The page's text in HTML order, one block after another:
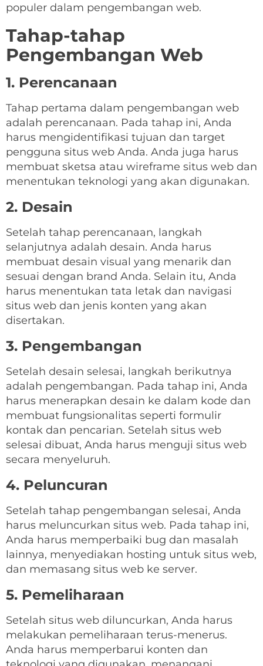
populer dalam pengembangan web.
Tahap-tahap
Pengembangan Web
1. Perencanaan
Tahap pertama dalam pengembangan web
adalah perencanaan. Pada tahap ini, Anda
harus mengidentifikasi tujuan dan target
pengguna situs web Anda. Anda juga harus
membuat sketsa atau wireframe situs web dan
menentukan teknologi yang akan digunakan.
2. Desain
Setelah tahap perencanaan, langkah
selanjutnya adalah desain. Anda harus
membuat desain visual yang menarik dan
sesuai dengan brand Anda. Selain itu, Anda
harus menentukan tata letak dan navigasi
situs web dan jenis konten yang akan
disertakan.
3. Pengembangan
Setelah desain selesai, langkah berikutnya
adalah pengembangan. Pada tahap ini, Anda
harus menerapkan desain ke dalam kode dan
membuat fungsionalitas seperti formulir
kontak dan pencarian. Setelah situs web
selesai dibuat, Anda harus menguji situs web
secara menyeluruh.
4. Peluncuran
Setelah tahap pengembangan selesai, Anda
harus meluncurkan situs web. Pada tahap ini,
Anda harus memperbaiki bug dan masalah
lainnya, menyediakan hosting untuk situs web,
dan memasang situs web ke server.
5. Pemeliharaan
Setelah situs web diluncurkan, Anda harus
melakukan pemeliharaan terus-menerus.
Anda harus memperbarui konten dan